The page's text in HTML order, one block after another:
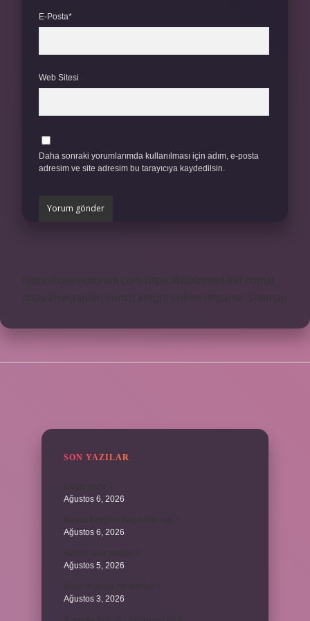
E-Posta*
Web Sitesi
Daha sonraki yorumlarımda kullanılması için adım, e-posta
adresim ve site adresim bu tarayıcıya kaydedilsin.
SON YAZILAR
Ağustos 6, 2026
Ağustos 6, 2026
Ağustos 5, 2026
Ağustos 3, 2026